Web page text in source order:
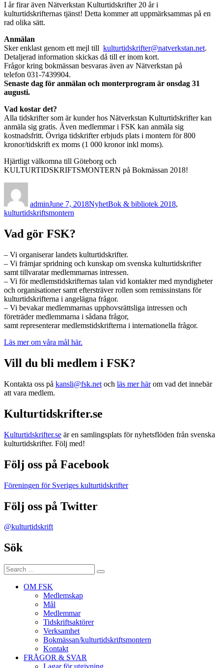
I år firar även Nätverkstan Kulturtidskrifter 20 år i
kulturtidskrifternas tjänst! Detta kommer att uppmärksammas på en
rad olika sätt.
Anmälan
Sker enklast genom ett mejl till kulturtidskrifter@natverkstan.net.
Detaljerad information skickas då till er inom kort.
Frågor kring bokmässan besvaras även av Nätverkstan på
telefon 031-7439904.
Senaste dag för anmälan och monterprogram är onsdag 31
augusti.
Vad kostar det?
Alla tidskrifter som är kunder hos Nätverkstan Kulturtidskrifter kan
anmäla sig gratis. Även medlemmar i FSK kan anmäla sig
kostnadsfritt. Övriga tidskrifter erbjuds plats i montern för 800
kronor/tidskrift ex moms (1 000 kronor inkl moms).
Hjärtligt välkomna till Göteborg och
KULTURTIDSKRIFTSMONTERN på Bokmässan 2018!
adminJune 7, 2018NyhetBok & bibliotek 2018,
kulturtidskriftsmontern
Vad gör FSK?
– Vi organiserar landets kulturtidskrifter.
– Vi främjar spridning och kunskap om svenska kulturtidskrifter
samt tillvaratar medlemmarnas intressen.
– Vi för medlemstidskrifternas talan vid kontakter med myndigheter
och organisationer samt eftersträver rollen som remissinstans för
kulturtidskrifterna i angelägna frågor.
– Vi bevakar medlemmarnas upphovsrättsliga intressen och
företräder medlemmarna i sådana frågor,
samt representerar medlemstidskrifterna i internationella frågor.
Läs mer om våra mål här.
Vill du bli medlem i FSK?
Kontakta oss på kansli@fsk.net och läs mer härom vad det innebär
att vara medlem.
Kulturtidskrifter.se
Kulturtidskrifter.se är en samlingsplats för nyhetsflöden från svenska
kulturtidskrifter. Följ med!
Följ oss på Facebook
Föreningen för Sveriges kulturtidskrifter
Följ oss på Twitter
@kulturtidskrift
Sök
Search
for:
Search
OM FSK
Medlemskap
Mål
Medlemmar
Tidskriftsaktörer
Verksamhet
Bokmässan/kulturtidskriftsmontern
Kontakt
FRÅGOR & SVAR